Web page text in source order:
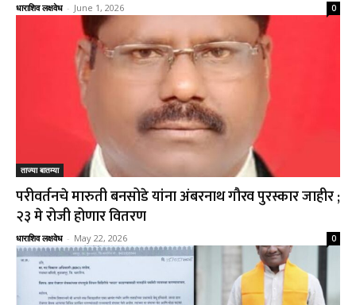
धाराशिव लक्षवेध - June 1, 2026 0
ताज्या बातम्या
परीवर्तनचे मारुती बनसोडे यांना अंबरनाथ गौरव पुरस्कार जाहीर ;
२३ मे रोजी होणार वितरण
धाराशिव लक्षवेध - May 22, 2026 0